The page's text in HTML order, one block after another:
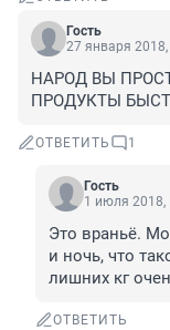
Гость
27 января
НАРОД ВЫ
ПРОДУКТЫ
ОТВЕТИТЬ 1
Гость
1 июля 2018,
Это враньё.
и ночь, что
лишних кг
ОТВЕТИТЬ